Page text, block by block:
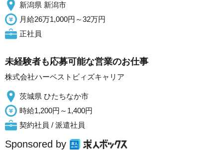
新潟県 新潟市
月給26万1,000円～32万円
正社員
未経験者も応募可能な営業のお仕事
株式会社ハーベストビィズキャリア
茨城県 ひたちなか市
時給1,200円～1,400円
契約社員 / 派遣社員
Sponsored by